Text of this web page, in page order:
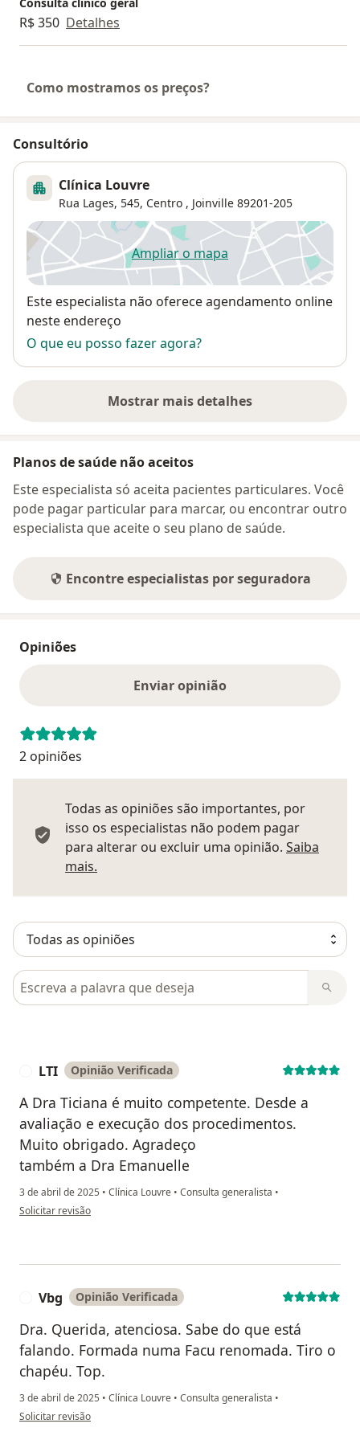
autoconhecimento, cuidado com a sua pele e com sua
essência.
R$ 350 Detalhes
Como mostramos os preços?
Consultório
Clínica Louvre
Rua Lages, 545, Centro , Joinville 89201-205
Ampliar o mapaabre num novo separador
Disponibilidade
Este especialista não oferece agendamento online
neste endereço
O que eu posso fazer agora?
Mostrar mais detalhes
sobre o endereço
Planos de saúde não aceitos
Este especialista só aceita pacientes particulares. Você
pode pagar particular para marcar, ou encontrar outro
especialista que aceite o seu plano de saúde.
Encontre especialistas por seguradora
Opiniões
Enviar opinião
2 opiniões
Todas as opiniões são importantes, por
isso os especialistas não podem pagar
para alterar ou excluir uma opinião. Saiba
mais.
Pesquisar em opiniões
LTI Opinião Verificada
A Dra Ticiana é muito competente. Desde a
avaliação e execução dos procedimentos.
Muito obrigado. Agradeço
também a Dra Emanuelle
3 de abril de 2025 • Clínica Louvre • Consulta generalista •
na opinião do utilizador LTI
Solicitar revisão
Vbg Opinião Verificada
Dra. Querida, atenciosa. Sabe do que está
falando. Formada numa Facu renomada. Tiro o
chapéu. Top.
3 de abril de 2025 • Clínica Louvre • Consulta generalista •
na opinião do utilizador Vbg
Solicitar revisão